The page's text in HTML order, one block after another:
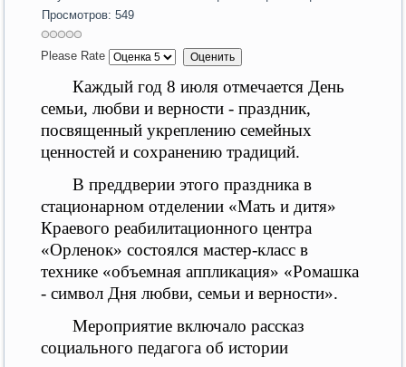
Просмотров: 549
Please Rate
Каждый год 8 июля отмечается День
семьи, любви и верности - праздник,
посвященный укреплению семейных
ценностей и сохранению традиций.
В преддверии этого праздника в
стационарном отделении «Мать и дитя»
Краевого реабилитационного центра
«Орленок»состоялсямастер-класс в
технике «объемная аппликация» «Ромашка
- символ Дня любви, семьи и верности».
Мероприятие включало рассказ
социального педагога об истории